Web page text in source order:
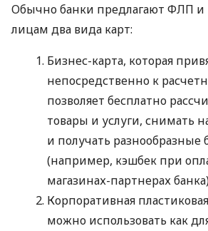
Обычно банки предлагают ФЛП
лицам два вида карт:
Бизнес-карта, которая
непосредственно к
позволяет бесплатно
товары и услуги, снимать
и получать разнообразные
(например, кэшбек при
магазинах-партнерах
Корпоративная
можно использовать как